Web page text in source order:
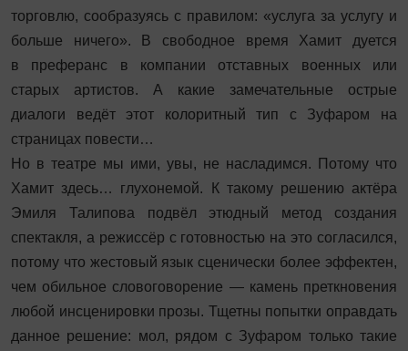
торговлю, сообразуясь с правилом: «услуга за услугу и
больше ничего». В свободное время Хамит дуется
в преферанс в компании отставных военных или
старых артистов. А какие замечательные острые
диалоги ведёт этот колоритный тип с Зуфаром на
страницах повести…
Но в театре мы ими, увы, не насладимся. Потому что
Хамит здесь… глухонемой. К такому решению актёра
Эмиля Талипова подвёл этюдный метод создания
спектакля, а режиссёр с готовностью на это согласился,
потому что жестовый язык сценически более эффектен,
чем обильное словоговорение — камень преткновения
любой инсценировки прозы. Тщетны попытки оправдать
данное решение: мол, рядом с Зуфаром только такие